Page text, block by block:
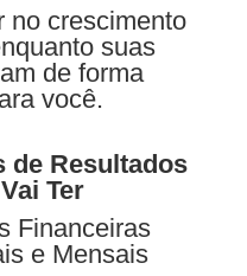
no crescimento
suas
de forma
você.
de Resultados
Ter
Financeiras
e Mensais